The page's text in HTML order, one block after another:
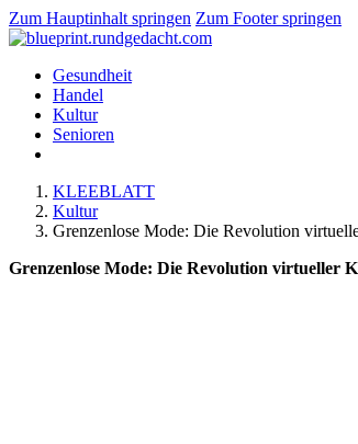
Zum Hauptinhalt springen Zum Footer springen
Gesundheit
Handel
Kultur
Senioren
KLEEBLATT
Kultur
Grenzenlose Mode: Die Revolution
Grenzenlose Mode: Die Revolution virtueller